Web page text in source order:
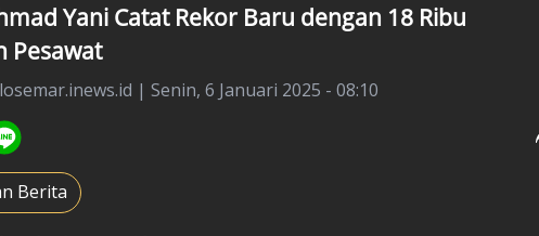
Yani Catat Rekor Baru dengan 18 Ribu
Pesawat
| Senin, 6 Januari 2025 - 08:10
Berita